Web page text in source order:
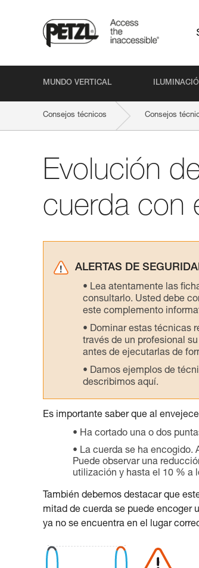
MUNDO VERTICAL
Consejos técnicos Consejos
Evolución
cuerda con
ALERTAS DE
Lea atentamente las
consultarlo. Usted debe
este complemento
Dominar estas técnicas
través de un profesional
antes de ejecutarlas de
Damos ejemplos de
describimos aquí.
Es importante saber que al
Ha cortado una o dos
La cuerda se ha encogido.
Puede observar una
utilización y hasta el 10 % a
También debemos destacar que
mitad de cuerda se puede encoger
ya no se encuentra en el lugar